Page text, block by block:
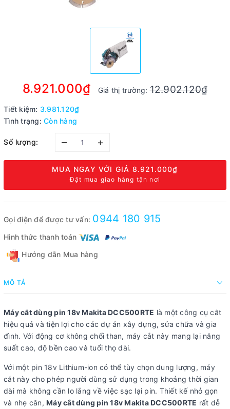
8.921.000₫ Giá thị trường:12.902.120₫
Tiết kiệm: 3.981.120₫
Tình trạng: Còn hàng
Số lượng: – +
MUA NGAY VỚI GIÁ 8.921.000₫
Đặt mua giao hàng tận nơi
Gọi điện để được tư vấn: 0944 180 915
Hình thức thanh toán
Hướng dẫn Mua hàng
MÔ TẢ
Máy cắt dùng pin 18v Makita DCC500RTE là một công cụ cắt
hiệu quả và tiện lợi cho các dự án xây dựng, sửa chữa và gia
đình. Với động cơ không chổi than, máy cắt này mang lại năng
suất cao, độ bền cao và tuổi thọ dài.
Với một pin 18v Lithium-ion có thể tùy chọn dung lượng, máy
cắt này cho phép người dùng sử dụng trong khoảng thời gian
dài mà không cần lo lắng về việc sạc lại pin. Thiết kế nhỏ gọn
và nhẹ cân, Máy cắt dùng pin 18v Makita DCC500RTE rất dễ